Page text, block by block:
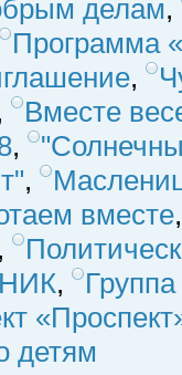
делам,
Программа
,
Вместе
,
,
вместе
,
детям